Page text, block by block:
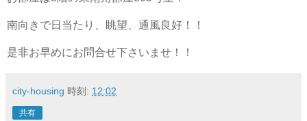
南向きで日当たり、眺望、通風良好！！
是非お早めにお問合せ下さいませ！！
city-housing 時刻: 12:02
共有